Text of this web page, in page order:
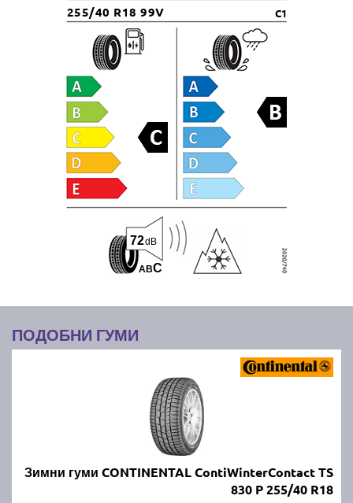
255/40 R18 99V C1
ABC
72dB
ПОДОБНИ ГУМИ
Зимни гуми CONTINENTAL ContiWinterContact TS
830 P 255/40 R18